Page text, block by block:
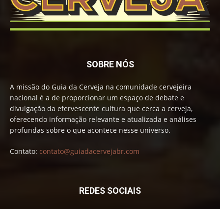
SOBRE NÓS
A missão do Guia da Cerveja na comunidade cervejeira
nacional é a de proporcionar um espaço de debate e
divulgação da efervescente cultura que cerca a cerveja,
oferecendo informação relevante e atualizada e análises
profundas sobre o que acontece nesse universo.
Contato: contato@guiadacervejabr.com
REDES SOCIAIS